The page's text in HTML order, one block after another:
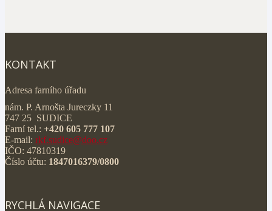
KONTAKT
Adresa farního úřadu
nám. P. Arnošta Jureczky 11
747 25 SUDICE
Farní tel.: +420 605 777 107
E-mail: rkf.sudice@doo.cz
IČO: 47810319
Číslo účtu: 1847016379/0800
RYCHLÁ NAVIGACE